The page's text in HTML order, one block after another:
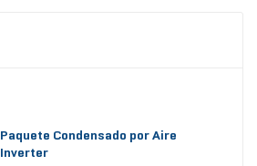
Paquete Condensado por Aire
Inverter